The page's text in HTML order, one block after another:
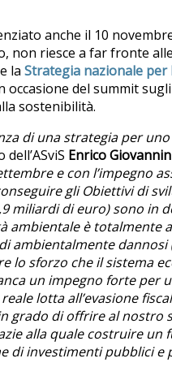
anche il 10
non riesce a far fronte
la Strategia nazionale
occasione del summit sugli
sostenibilità.
di una strategia per
Enrico
e con l’impegno
gli Obiettivi di
miliardi di euro) sono in
ambientale è totalmente
ambientalmente dannosi
lo sforzo che il sistema
un impegno forte per
lotta all’evasione
grado di offrire al
alla quale costruire
di investimenti pubblici e